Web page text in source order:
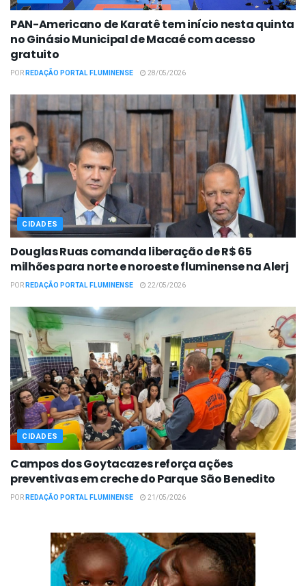
PAN-Americano de Karatê tem início nesta quinta
no Ginásio Municipal de Macaé com acesso
gratuito
PORREDAÇÃO PORTAL FLUMINENSE 28/05/2026
CIDADES
Douglas Ruas comanda liberação de R$ 65
milhões para norte e noroeste fluminense na Alerj
PORREDAÇÃO PORTAL FLUMINENSE 22/05/2026
CIDADES
Campos dos Goytacazes reforça ações
preventivas em creche do Parque São Benedito
PORREDAÇÃO PORTAL FLUMINENSE 21/05/2026